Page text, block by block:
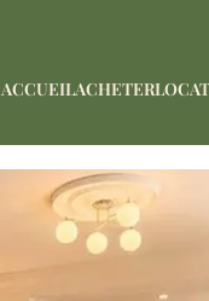
ACCUEILACHETER